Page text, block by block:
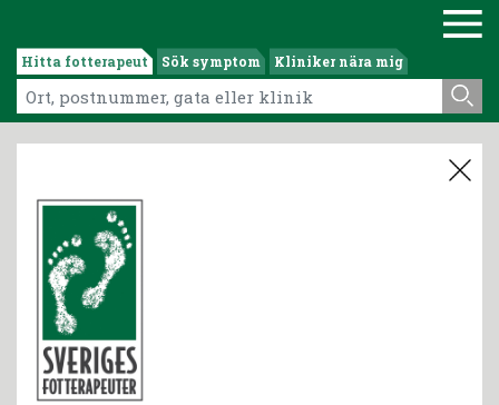
Hitta fotterapeut Sök symptom Kliniker nära mig